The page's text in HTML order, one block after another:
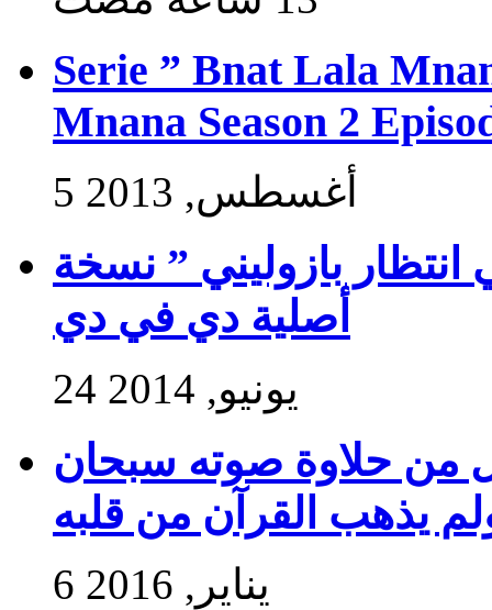
Serie ” Bnat Lala
Mnana Season 2
5 أغسطس, 2013
بازوليني ” نسخة
أصلية دي في دي
24 يونيو, 2014
من حلاوة صوته سبحان
يذهب القرآن من قلبه
6 يناير, 2016